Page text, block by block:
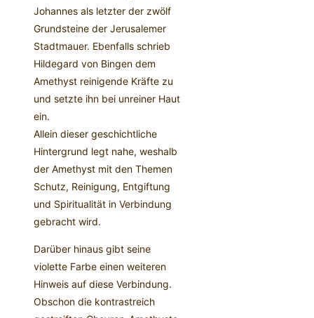
Johannes als letzter der zwölf
Grundsteine der Jerusalemer
Stadtmauer. Ebenfalls schrieb
Hildegard von Bingen dem
Amethyst reinigende Kräfte zu
und setzte ihn bei unreiner Haut
ein.
Allein dieser geschichtliche
Hintergrund legt nahe, weshalb
der Amethyst mit den Themen
Schutz, Reinigung, Entgiftung
und Spiritualität in Verbindung
gebracht wird.
Darüber hinaus gibt seine
violette Farbe einen weiteren
Hinweis auf diese Verbindung.
Obschon die kontrastreich